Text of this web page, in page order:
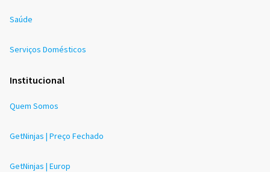
Saúde
Serviços Domésticos
Institucional
Quem Somos
GetNinjas | Preço Fechado
GetNinjas | Europ